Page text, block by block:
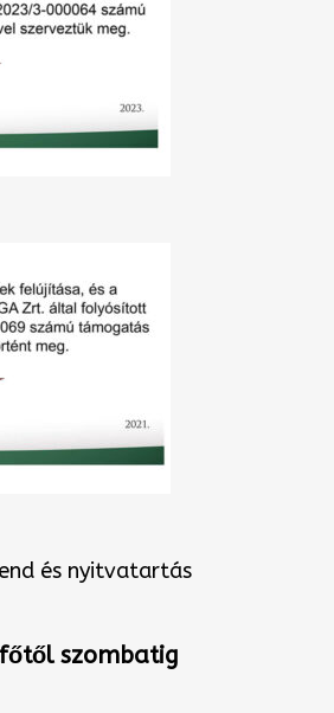
és nyitvatartás
szombatig